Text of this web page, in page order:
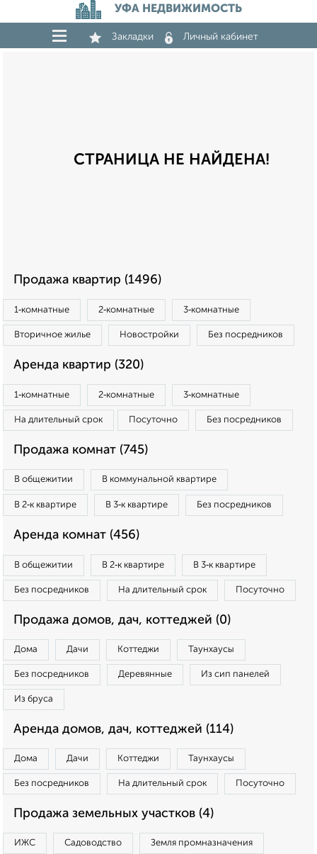
УФА НЕДВИЖИМОСТЬ
Закладки Личный кабинет
СТРАНИЦА НЕ НАЙДЕНА!
Продажа квартир (1496)
1‑комнатные 2‑комнатные 3‑комнатные
Вторичное жилье Новостройки Без посредников
Аренда квартир (320)
1‑комнатные 2‑комнатные 3‑комнатные
На длительный срок Посуточно Без посредников
Продажа комнат (745)
В общежитии В коммунальной квартире
В 2‑к квартире В 3‑к квартире Без посредников
Аренда комнат (456)
В общежитии В 2‑к квартире В 3‑к квартире
Без посредников На длительный срок Посуточно
Продажа домов, дач, коттеджей (0)
Дома Дачи Коттеджи Таунхаусы
Без посредников Деревянные Из сип панелей
Из бруса
Аренда домов, дач, коттеджей (114)
Дома Дачи Коттеджи Таунхаусы
Без посредников На длительный срок Посуточно
Продажа земельных участков (4)
ИЖС Садоводство Земля промназначения